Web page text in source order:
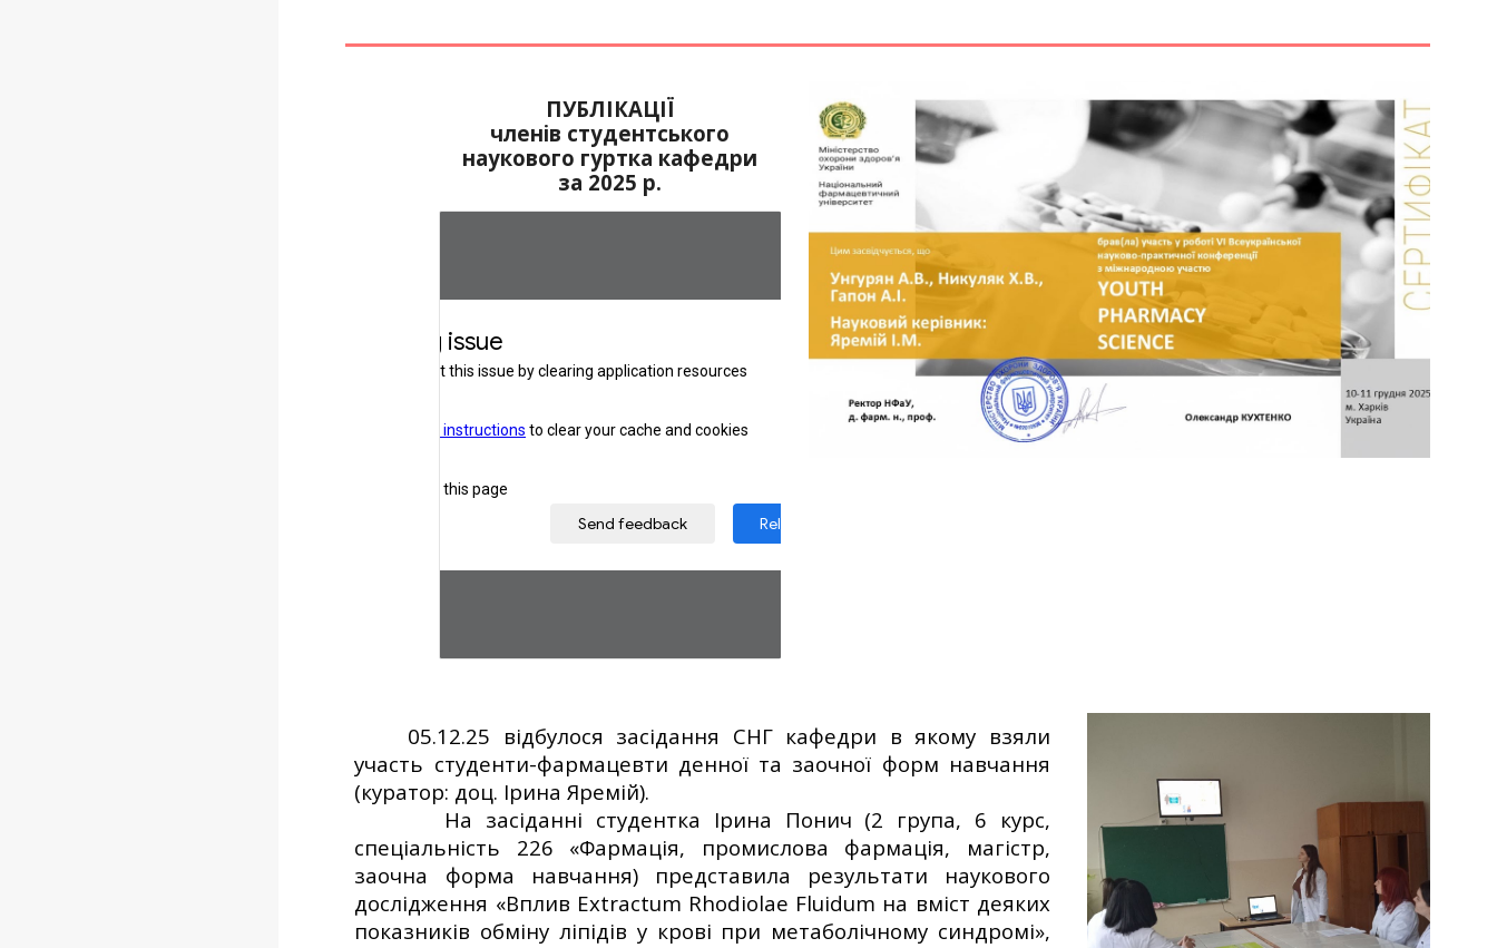
ПУБЛІКАЦІЇ
членів студентського
наукового гуртка кафедри
за 2025 р.
05.12.25 відбулося засідання СНГ кафедри в якому взяли
участь студенти-фармацевти денної та заочної форм навчання
(куратор: доц. Ірина Яремій).
На засіданні студентка Ірина Понич (2 група, 6 курс,
спеціальність 226 «Фармація, промислова фармація, магістр,
заочна форма навчання) представила результати наукового
дослідження «Вплив Extractum Rhodiolae Fluidum на вміст деяких
показників обміну ліпідів у крові при метаболічному синдромі»,